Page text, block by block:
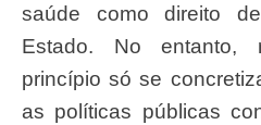
saúde como direito
Estado. No entanto,
princípio só se
as políticas públicas